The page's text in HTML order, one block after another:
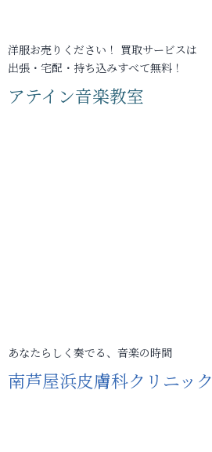
洋服お売りください！ 買取サービスは
出張・宅配・持ち込みすべて無料！
アテイン音楽教室
あなたらしく奏でる、音楽の時間
南芦屋浜皮膚科クリニック